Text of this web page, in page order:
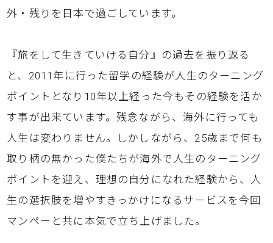
外・残りを日本で過ごしています。
『旅をして生きていける自分』の過去を振り返る
と、2011年に行った留学の経験が人生のターニング
ポイントとなり10年以上経った今もその経験を活か
す事が出来ています。残念ながら、海外に行っても
人生は変わりません。しかしながら、25歳まで何も
取り柄の無かった僕たちが海外で人生のターニング
ポイントを迎え、理想の自分になれた経験から、人
生の選択肢を増やすきっかけになるサービスを今回
マンペーと共に本気で立ち上げました。